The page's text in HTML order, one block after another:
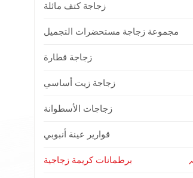
زجاجة كتف مائلة
مجموعة زجاجة مستحضرات التجميل
زجاجة قطارة
زجاجة زيت أساسي
زجاجات الأسطوانة
قوارير عينة أنبوبي
برطمانات كريمة زجاجية